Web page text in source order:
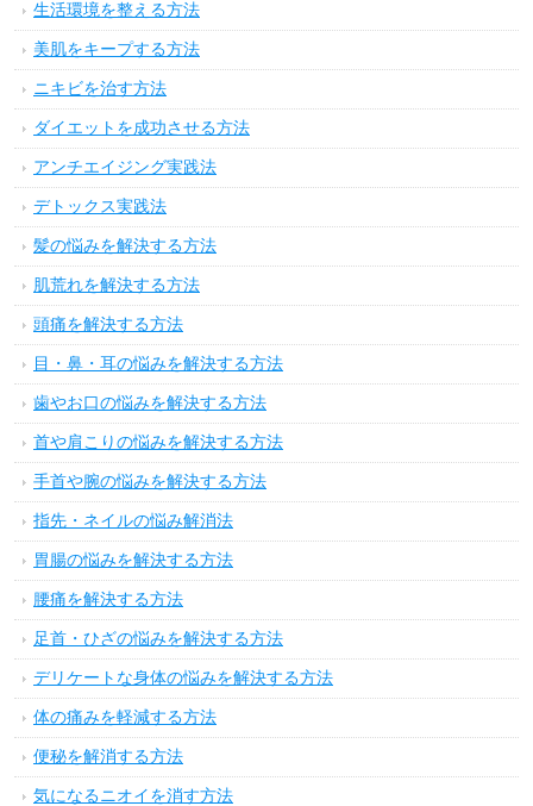
生活環境を整える方法
美肌をキープする方法
ニキビを治す方法
ダイエットを成功させる方法
アンチエイジング実践法
デトックス実践法
髪の悩みを解決する方法
肌荒れを解決する方法
頭痛を解決する方法
目・鼻・耳の悩みを解決する方法
歯やお口の悩みを解決する方法
首や肩こりの悩みを解決する方法
手首や腕の悩みを解決する方法
指先・ネイルの悩み解消法
胃腸の悩みを解決する方法
腰痛を解決する方法
足首・ひざの悩みを解決する方法
デリケートな身体の悩みを解決する方法
体の痛みを軽減する方法
便秘を解消する方法
気になるニオイを消す方法